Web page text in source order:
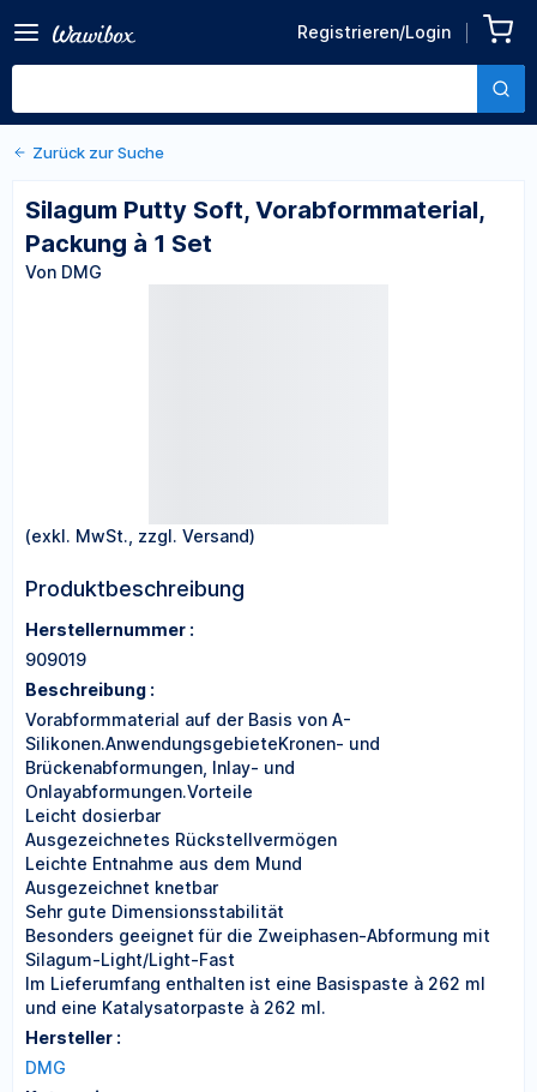
Registrieren/Login
Vorabformmaterial,
Packung à 1 Set
Von DMG
Zurück zu den Produktdetails
Zurück zur Suche
Silagum Putty Soft, Vorabformmaterial,
Packung à 1 Set
Von DMG
(exkl. MwSt., zzgl. Versand)
Produktbeschreibung
Herstellernummer :
909019
Beschreibung :
Vorabformmaterial auf der Basis von A-
Silikonen.AnwendungsgebieteKronen- und
Brückenabformungen, Inlay- und
Onlayabformungen.Vorteile
Leicht dosierbar
Ausgezeichnetes Rückstellvermögen
Leichte Entnahme aus dem Mund
Ausgezeichnet knetbar
Sehr gute Dimensionsstabilität
Besonders geeignet für die Zweiphasen-Abformung mit
Silagum-Light/Light-Fast
Im Lieferumfang enthalten ist eine Basispaste à 262 ml
und eine Katalysatorpaste à 262 ml.
Hersteller :
DMG